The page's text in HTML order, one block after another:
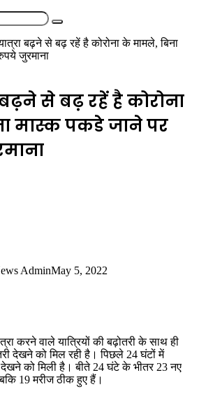
Search
बढ़ने से बढ़ रहें है कोरोना के मामले, बिना
जुरमाना
बढ़ने से बढ़ रहें है कोरोना
मास्क पकडे जाने पर
AdminMay 5, 2022
करने वाले यात्रियों की बढ़ोतरी के साथ ही
देखने को मिल रही है। पिछले 24 घंटों में
देखने को मिली है। बीते 24 घंटे के भीतर 23 नए
19 मरीज ठीक हुए हैं।